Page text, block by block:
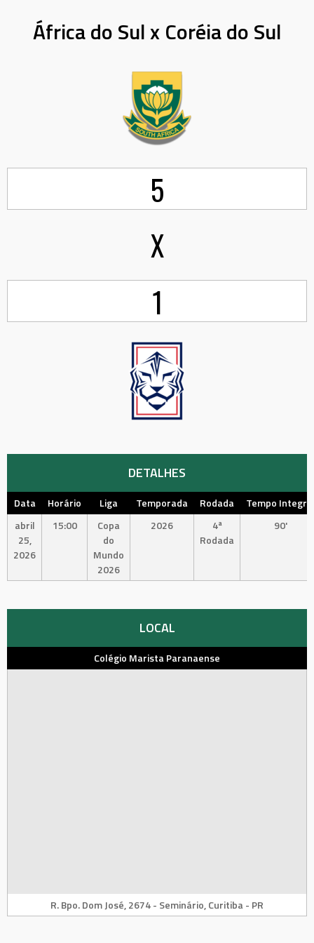
África do Sul x Coréia do Sul
5
X
1
DETALHES
Data Horário Liga Temporada Rodada
Tempo
abril
25,
2026
15:00
Copa
do
Mundo
2026
2026
4ª
Rodada
90'
LOCAL
Colégio Marista Paranaense
R. Bpo. Dom José, 2674 - Seminário, Curitiba - PR